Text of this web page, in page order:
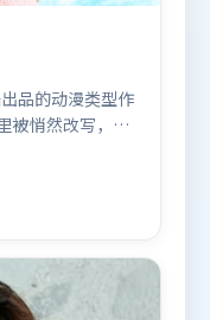
品的动漫类型作
被悄然改写，人
美术共同营造
琪峰执导，吴
演。影片于